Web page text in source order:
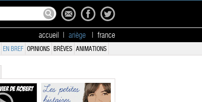
accueil ariège france
EN BREF OPINIONS BRÈVES ANIMATIONS